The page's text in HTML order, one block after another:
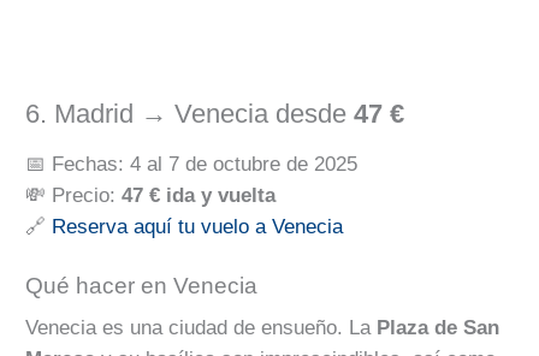
6. Madrid → Venecia desde 47 €
📅 Fechas: 4 al 7 de octubre de 2025
💸 Precio: 47 € ida y vuelta
🔗 Reserva aquí tu vuelo a Venecia
Qué hacer en Venecia
Venecia es una ciudad de ensueño. La Plaza de San